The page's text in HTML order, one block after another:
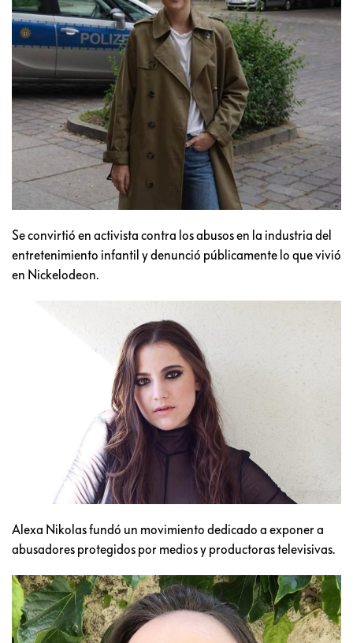
Se convirtió en activista contra los abusos en la industria del
entretenimiento infantil y denunció públicamente lo que vivió
en Nickelodeon.
Alexa Nikolas fundó un movimiento dedicado a exponer a
abusadores protegidos por medios y productoras televisivas.